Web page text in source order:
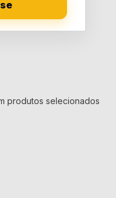
produtos selecionados